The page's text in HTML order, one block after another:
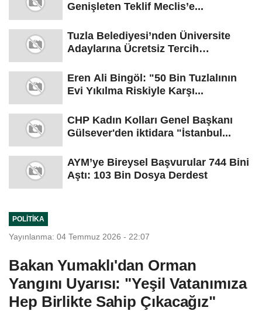
Genişleten Teklif Meclis’e...
Tuzla Belediyesi’nden Üniversite
Adaylarına Ücretsiz Tercih
Eren Ali Bingöl: "50 Bin Tuzlalının
Evi Yıkılma Riskiyle Karşı...
CHP Kadın Kolları Genel Başkanı
Gülsever'den iktidara "İstanbul...
AYM’ye Bireysel Başvurular 744 Bini
Aştı: 103 Bin Dosya Derdest
POLITIKA
Yayınlanma: 04 Temmuz 2026 - 22:07
Bakan Yumaklı'dan Orman
Yangını Uyarısı: "Yeşil Vatanımıza
Hep Birlikte Sahip Çıkacağız"